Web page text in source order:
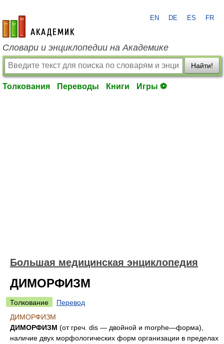
academic.ru
EN DE ES FR
Словари и энциклопедии на Академике
Найти!
Толкования Переводы Книги Игры ⚽
Большая медицинская энциклопедия
ДИМОРФИЗМ
Толкование
Перевод
ДИМОРФИЗМ
ДИМОРФИЗМ (от греч. dis — двойной и morphe—форма),
наличие двух морфологических форм организации в пределах